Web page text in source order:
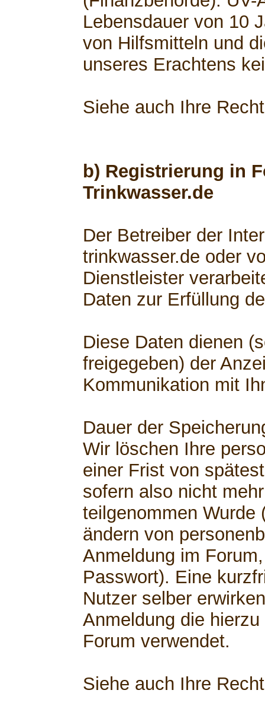
Lebensdauer von 10
von Hilfsmitteln und
unseres Erachtens
Siehe auch Ihre
b) Registrierung in
Trinkwasser.de
Der Betreiber der
trinkwasser.de oder
Dienstleister
Daten zur Erfüllung
Diese Daten dienen
freigegeben) der
Kommunikation mit
Dauer der
Wir löschen Ihre
einer Frist von
sofern also nicht
teilgenommen Wurde
ändern von
Anmeldung im
Passwort). Eine
Nutzer selber
Anmeldung die
Forum verwendet.
Siehe auch Ihre